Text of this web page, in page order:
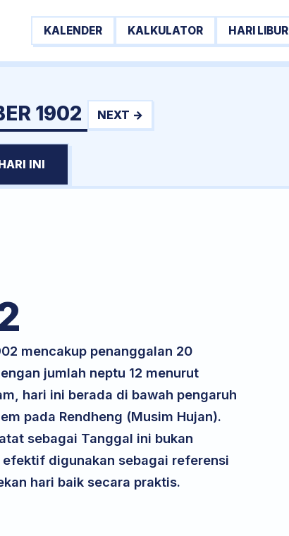
KALENDER KALKULATOR HARI LIBUR
1902 NEXT →
INI
mencakup penanggalan 20
jumlah neptu 12 menurut
hari ini berada di bawah pengaruh
pada Rendheng (Musim Hujan).
sebagai Tanggal ini bukan
digunakan sebagai referensi
hari baik secara praktis.